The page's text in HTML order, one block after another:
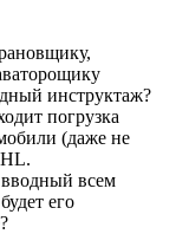
инструктаж?
погрузка
(даже не
всем
его